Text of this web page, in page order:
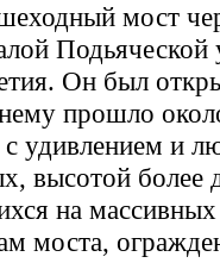
мост
Подьяческой
Он был
прошло
удивлением и
высотой более
на
моста,